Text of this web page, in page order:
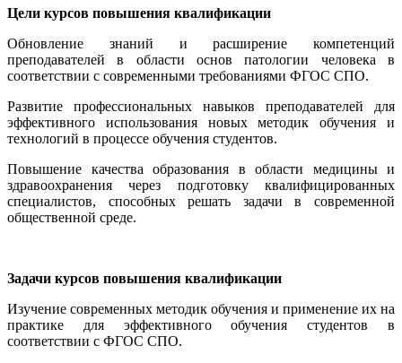
Цели курсов повышения квалификации
Обновление знаний и расширение компетенций
преподавателей в области основ патологии человека в
соответствии с современными требованиями ФГОС СПО.
Развитие профессиональных навыков преподавателей для
эффективного использования новых методик обучения и
технологий в процессе обучения студентов.
Повышение качества образования в области медицины и
здравоохранения через подготовку квалифицированных
специалистов, способных решать задачи в современной
общественной среде.
Задачи курсов повышения квалификации
Изучение современных методик обучения и применение их на
практике для эффективного обучения студентов в
соответствии с ФГОС СПО.